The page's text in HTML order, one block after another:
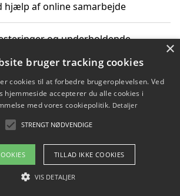
hjælp af online samarbejde
og underholdende
møder for virksomheder fremme
2026 - Pilanto Aps
kontakt
×
bruger tracking cookies
cookies til at forbedre brugeroplevelsen. Ved
hjemmeside accepterer du alle cookies i
med vores cookiepolitik. Detaljer
STRENGT NØDVENDIGE
TILLAD IKKE COOKIES
VIS DETALJER